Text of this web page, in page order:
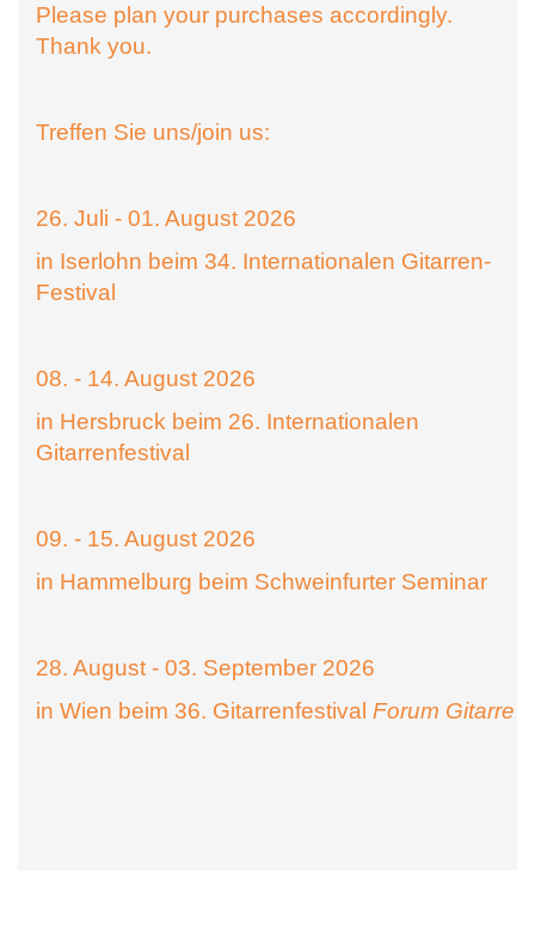
Please plan your purchases accordingly.
Thank you.
Treffen Sie uns/join us:
26. Juli - 01. August 2026
in Iserlohn beim 34. Internationalen Gitarren-
Festival
08. - 14. August 2026
in Hersbruck beim 26. Internationalen
Gitarrenfestival
09. - 15. August 2026
in Hammelburg beim Schweinfurter Seminar
28. August - 03. September 2026
in Wien beim 36. Gitarrenfestival Forum Gitarre